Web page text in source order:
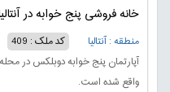
خانه فروشی پنج خوابه در
منطقه : آنتالیا
کد ملک : 409
آپارتمان پنج خوابه دوبلکس در
واقع شده است.